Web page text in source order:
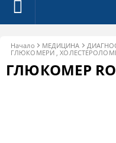
Начало МЕДИЦИНА
ГЛЮКОМЕРИ ,
ГЛЮКОМЕР